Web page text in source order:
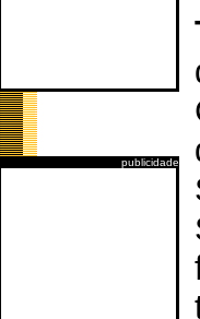
publicidade